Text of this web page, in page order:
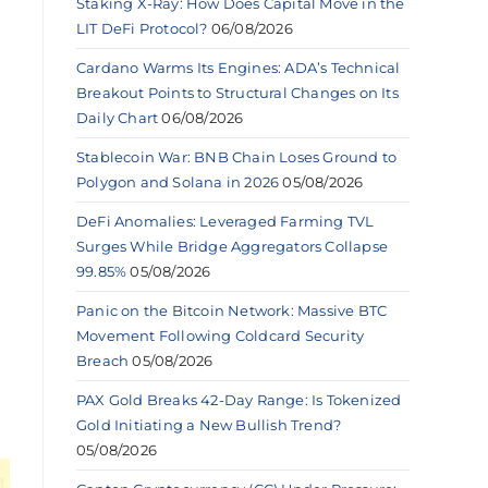
LIT DeFi Protocol? 06/08/2026
Cardano Warms Its Engines: ADA’s Technical
Breakout Points to Structural Changes on Its
Daily Chart 06/08/2026
Stablecoin War: BNB Chain Loses Ground to
Polygon and Solana in 2026 05/08/2026
DeFi Anomalies: Leveraged Farming TVL
Surges While Bridge Aggregators Collapse
99.85% 05/08/2026
Panic on the Bitcoin Network: Massive BTC
Movement Following Coldcard Security
Breach 05/08/2026
PAX Gold Breaks 42-Day Range: Is Tokenized
Gold Initiating a New Bullish Trend?
05/08/2026